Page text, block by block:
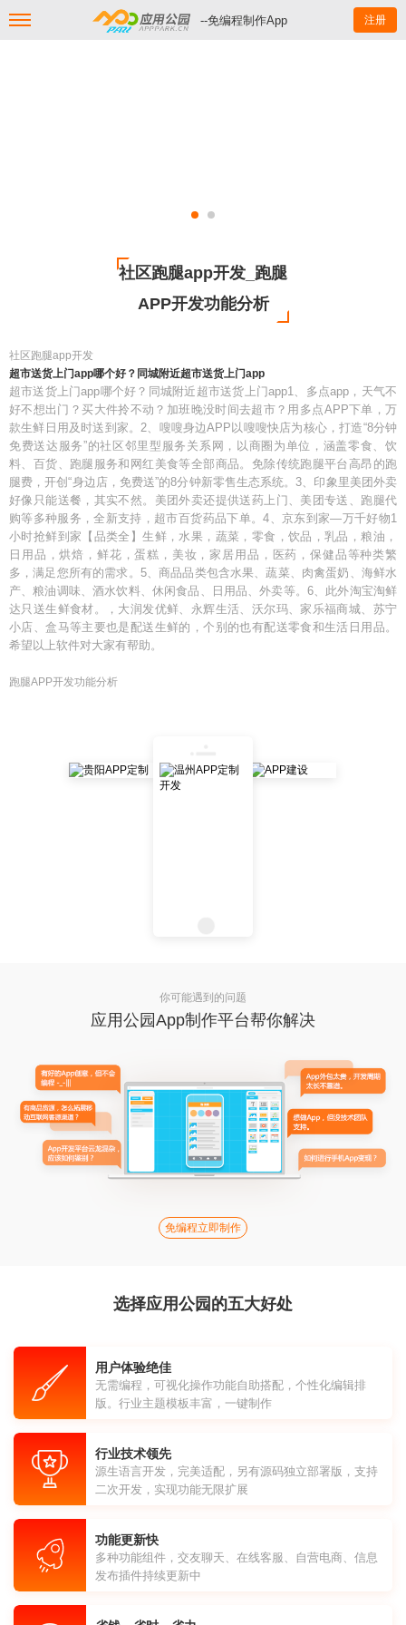
--免编程制作App 注册
社区跑腿app开发_跑腿
APP开发功能分析
社区跑腿app开发
超市送货上门app哪个好？同城附近超市送货上门app
超市送货上门app哪个好？同城附近超市送货上门app1、多点app，天气不
好不想出门？买大件拎不动？加班晚没时间去超市？用多点APP下单，万
款生鲜日用及时送到家。2、嗖嗖身边APP以嗖嗖快店为核心，打造“8分钟
免费送达服务”的社区邻里型服务关系网，以商圈为单位，涵盖零食、饮
料、百货、跑腿服务和网红美食等全部商品。免除传统跑腿平台高昂的跑
腿费，开创“身边店，免费送”的8分钟新零售生态系统。3、印象里美团外卖
好像只能送餐，其实不然。美团外卖还提供送药上门、美团专送、跑腿代
购等多种服务，全新支持，超市百货药品下单。4、京东到家—万千好物1
小时抢鲜到家【品类全】生鲜，水果，蔬菜，零食，饮品，乳品，粮油，
日用品，烘焙，鲜花，蛋糕，美妆，家居用品，医药，保健品等种类繁
多，满足您所有的需求。5、商品品类包含水果、蔬菜、肉禽蛋奶、海鲜水
产、粮油调味、酒水饮料、休闲食品、日用品、外卖等。6、此外淘宝淘鲜
达只送生鲜食材。，大润发优鲜、永辉生活、沃尔玛、家乐福商城、苏宁
小店、盒马等主要也是配送生鲜的，个别的也有配送零食和生活日用品。
希望以上软件对大家有帮助。
跑腿APP开发功能分析
你可能遇到的问题
应用公园App制作平台帮你解决
免编程立即制作
选择应用公园的五大好处
用户体验绝佳
无需编程，可视化操作功能自助搭配，个性化编辑排
版。行业主题模板丰富，一键制作
行业技术领先
源生语言开发，完美适配，另有源码独立部署版，支持
二次开发，实现功能无限扩展
功能更新快
多种功能组件，交友聊天、在线客服、自营电商、信息
发布插件持续更新中